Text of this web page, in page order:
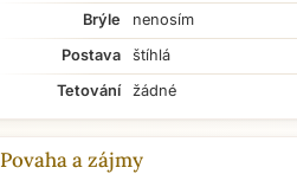
Brýle
nenosím
Postava
štíhlá
Tetování
žádné
Povaha a zájmy